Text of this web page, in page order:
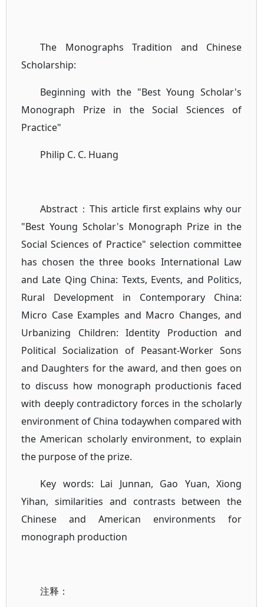
The Monographs Tradition and Chinese
Scholarship:
Beginning with the "Best Young Scholar's
Monograph Prize in the Social Sciences of
Practice"
Philip C. C. Huang
Abstract：This article first explains why our
"Best Young Scholar's Monograph Prize in the
Social Sciences of Practice" selection committee
has chosen the three books International Law
and Late Qing China: Texts, Events, and Politics,
Rural Development in Contemporary China:
Micro Case Examples and Macro Changes, and
Urbanizing Children: Identity Production and
Political Socialization of Peasant-Worker Sons
and Daughters for the award, and then goes on
to discuss how monograph productionis faced
with deeply contradictory forces in the scholarly
environment of China todaywhen compared with
the American scholarly environment, to explain
the purpose of the prize.
Key words: Lai Junnan, Gao Yuan, Xiong
Yihan, similarities and contrasts between the
Chinese and American environments for
monograph production
注释：